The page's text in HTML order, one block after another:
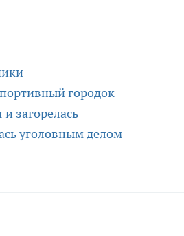
городок
загорелась
уголовным делом